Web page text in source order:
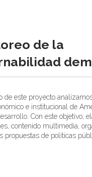
de la
de este proyecto
e institucional de
Con este objetivo,
contenido multimedia,
propuestas de políticas